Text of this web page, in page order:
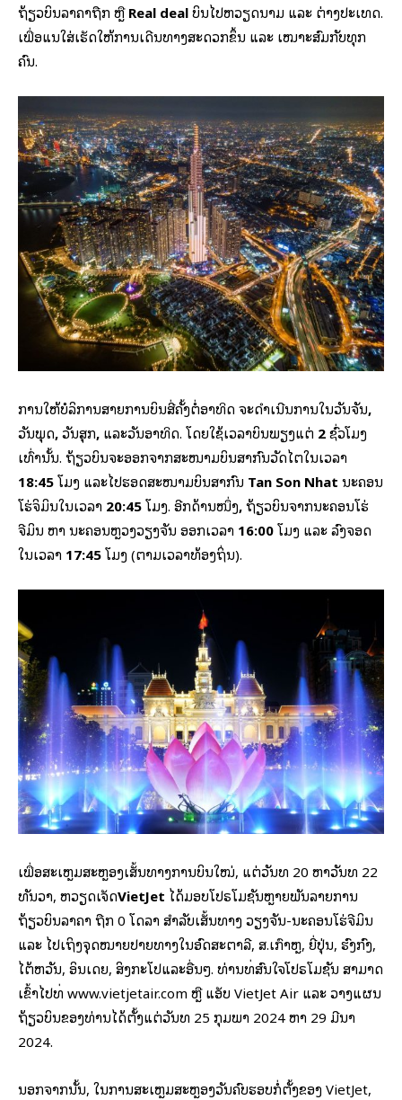
ຖ້ຽວບິນລາຄາຖືກ ຫຼືReal dealບິນໄປຫວຽດນາມ ແລະ ຕ່າງປະເທດ.
ເພື່ອແນໃສ່ເຮັດໃຫ້ການເດີນທາງສະດວກຂຶ້ນ ແລະ ເໝາະສົມກັບທຸກ
ຄົນ.
ການໃຫ້ບໍລິການສາຍການບິນສີ່ຄັ້ງຕໍ່ອາທິດ ຈະດໍາເນີນການໃນວັນຈັນ,
ວັນພຸດ,ວັນສຸກ, ແລະວັນອາທິດ. ໂດຍໃຊ້ເວລາບິນພຽງແຕ່ 2ຊົ່ວໂມງ
ເທົ່ານັ້ນ. ຖ້ຽວ​ບິນ​ຈະອອກ​ຈາກ​ສະ​ໜາມ​ບິນ​ສາ​ກົນ​ວັດ​ໄຕ​ໃນ​ເວ​ລາ
18:45ໂມງ ແລະ​ໄປ​ຮອດ​ສະ​ໜາມ​ບິນ​ສາ​ກົນ Tan Son Nhat ນະ​ຄອນ​
ໂຮ່​ຈິ​ມິນ​ໃນ​ເວ​ລາ 20:45ໂມງ. ອີກດ້ານໜຶ່ງ,ຖ້ຽວບິນຈາກນະຄອນໂຮ່
ຈີມິນ ຫາ ນະຄອນຫຼວງວຽງຈັນ ອອກເວລາ 16:00ໂມງ ແລະ ລົງຈອດ
ໃນເວລາ 17:45ໂມງ (ຕາມເວລາທ້ອງຖິ່ນ).
ເພື່ອສະເຫຼີມສະຫຼອງເສັ້ນທາງການບິນໃໝ່, ແຕ່ວັນທີ 20 ຫາວັນທີ 22
ທັນວາ, ຫວຽດເຈັດVietJet ໄດ້ມອບໂປຣໂມຊັນຫຼາຍພັນລາຍການ
ຖ້ຽວບິນລາຄາ ຖືກ 0 ໂດລາ ສໍາລັບເສັ້ນທາງ ວຽງຈັນ-ນະຄອນໂຮ່ຈີມິນ
ແລະ ໄປເຖິງຈຸດໝາຍປາຍທາງໃນອົດສະຕາລີ, ສ.ເກົາຫຼີ, ຍີ່ປຸ່ນ, ຮົງກົງ,
ໄຕ້ຫວັນ, ອິນເດຍ, ສິງກະໂປແລະອື່ນໆ. ທ່ານທີ່ສົນໃຈໂປຣໂມຊັນ ສາມາດ
ເຂົ້າໄປທີ່ www.vietjetair.com ຫຼື ແອັບ VietJet Air ແລະ ວາງແຜນ
ຖ້ຽວບິນຂອງທ່ານໄດ້ຕັ້ງແຕ່ວັນທີ 25 ກຸມພາ 2024 ຫາ 29 ມີນາ
2024.
ນອກຈາກນັ້ນ, ໃນການສະເຫຼີມສະຫຼອງວັນຄົບຮອບກໍ່ຕັ້ງຂອງ VietJet,